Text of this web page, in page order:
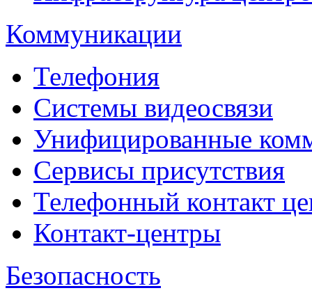
Коммуникации
Телефония
Системы видеосвязи
Унифицированные
Сервисы присутствия
Телефонный контакт
Контакт-центры
Безопасность